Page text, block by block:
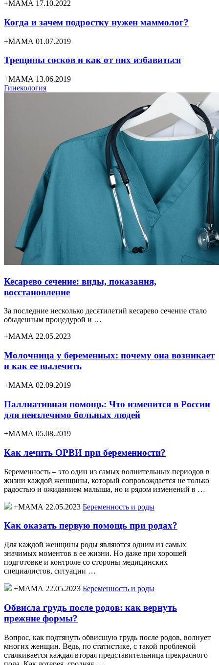
+МАМА 17.10.2022
Когда и зачем подростку нужен маммолог?
+МАМА 01.07.2019
Трещины сосков и как от них избавиться
+МАМА 13.06.2019
Гинекология
Кесарево сечение: виды, показания,
восстановление
За последние несколько десятилетий кесарево сечение стало
обыденным процедурой и …
+МАМА 22.05.2023
Молочница у беременных: почему она возникает
и как ее вылечить
+МАМА 02.09.2019
Паллиативная помощь: Что изменится в России
для неизлечимо больных людей
+МАМА 05.08.2019
Как лечить ОРВИ при беременности?
Беременность – это один из самых волнительных периодов в
жизни каждой женщины, который сопровождается не только
радостью и ожиданием малыша, но и рядом изменений в …
+МАМА 22.05.2023 Беременность и роды
Как оказать первую помощь при родах?
Для каждой женщины роды являются одним из самых
значимых моментов в ее жизни. Но даже при хорошей
подготовке и контроле со стороны медицинских
специалистов, ситуации …
+МАМА 22.05.2023 Беременность и роды
Обвисла грудь после родов: как вернуть
прежние формы?
Вопрос, как подтянуть обвисшую грудь после родов, волнует
многих женщин. Ведь, по статистике, с такой проблемой
сталкивается каждая вторая представительница прекрасного